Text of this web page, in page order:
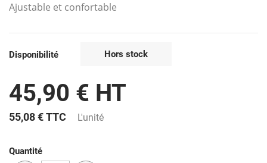
Ajustable et confortable
Disponibilité Hors stock
45,90 € HT
55,08 €TTC L'unité
Quantité